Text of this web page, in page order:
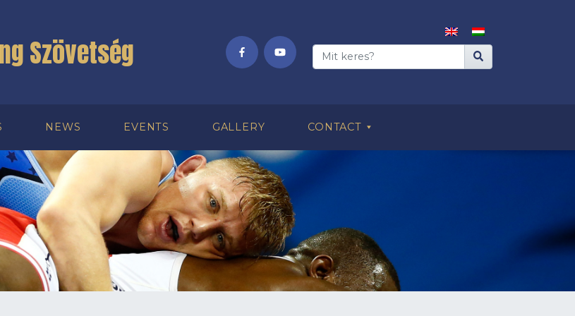
Szövetség
NEWS EVENTS GALLERY CONTACT